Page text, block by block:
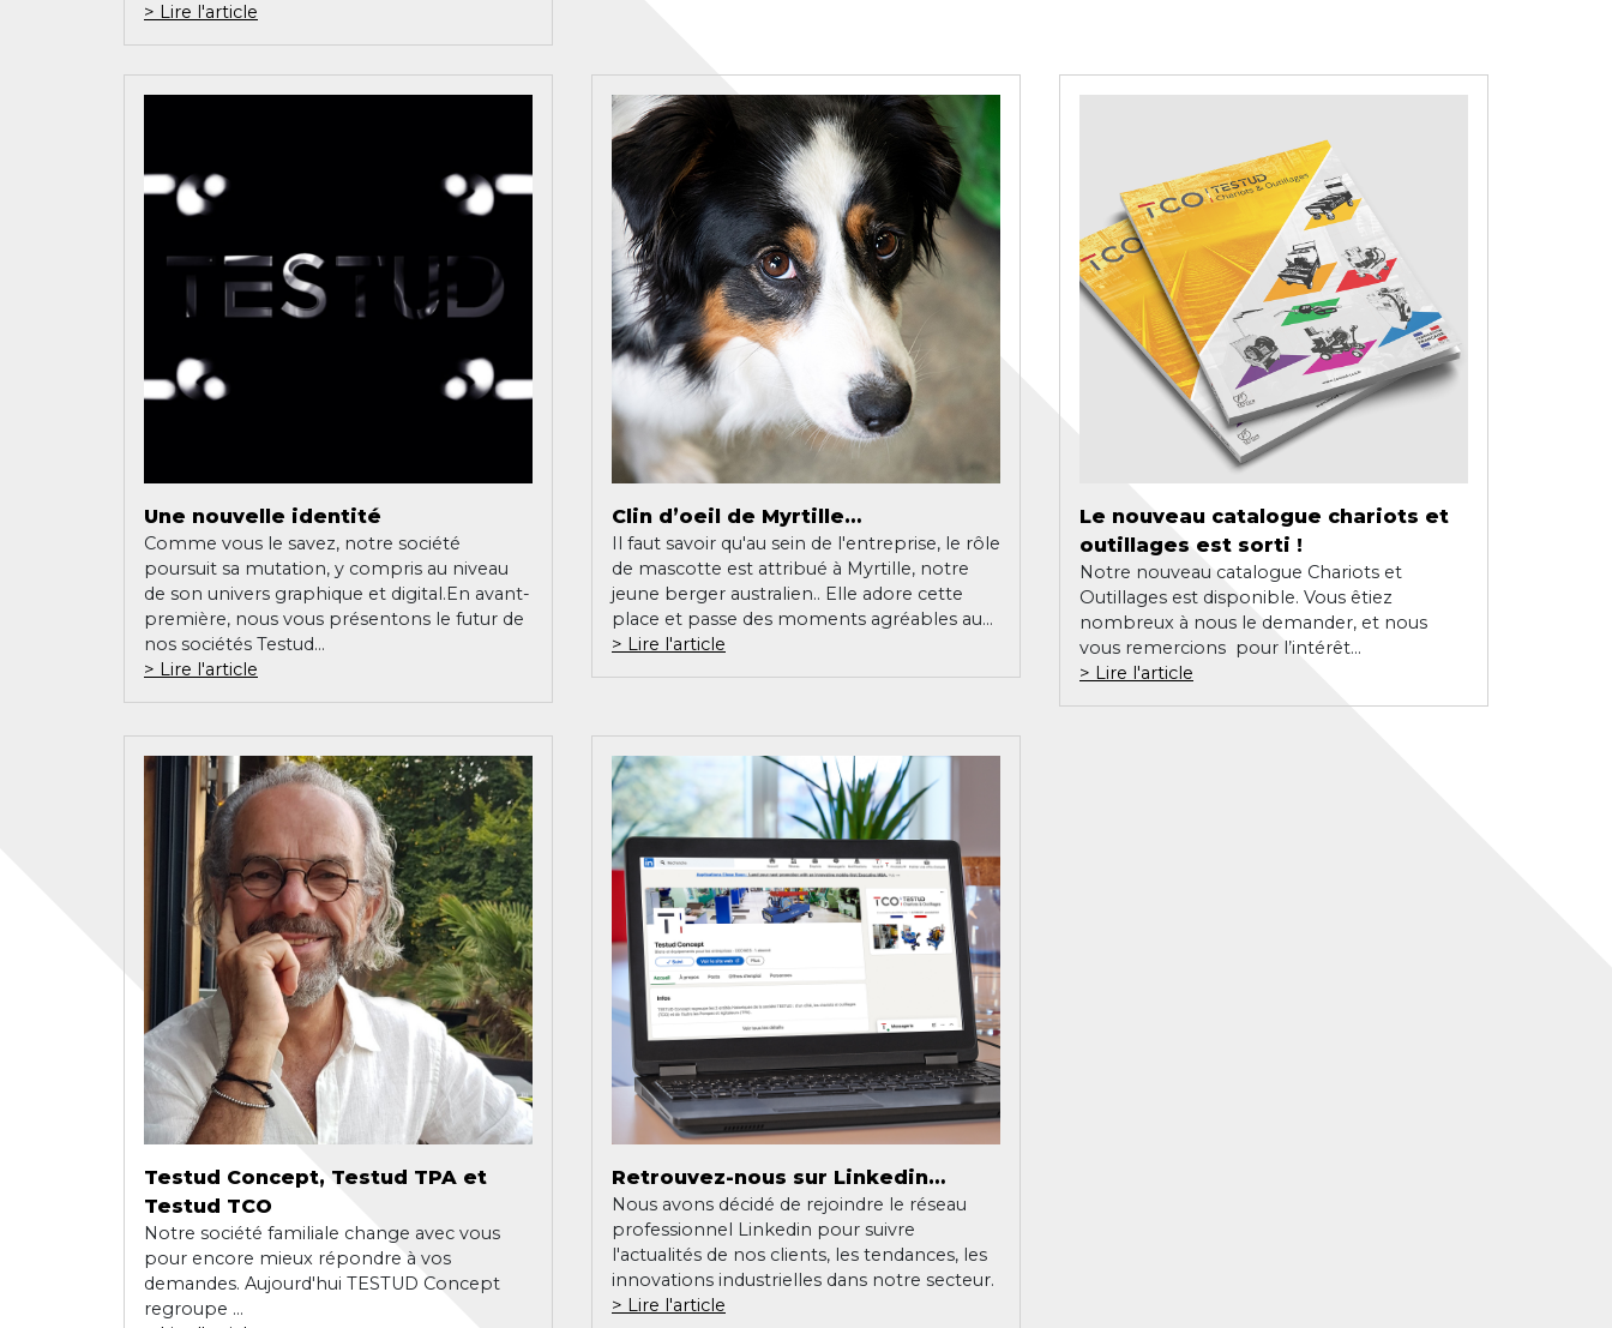
Lire l'article
Une nouvelle identité
Comme vous le savez, notre société
poursuit sa mutation, y compris au niveau
de son univers graphique et digital.En avant-
première, nous vous présentons le futur de
nos sociétés Testud...
Lire l'article
Clin d’oeil de Myrtille…
Il faut savoir qu'au sein de l'entreprise, le rôle
de mascotte est attribué à Myrtille, notre
jeune berger australien.. Elle adore cette
place et passe des moments agréables au...
Lire l'article
Le nouveau catalogue chariots et
outillages est sorti !
Notre nouveau catalogue Chariots et
Outillages est disponible. Vous êtiez
nombreux à nous le demander, et nous
vous remercions pour l’intérêt...
Lire l'article
Testud Concept, Testud TPA et
Testud TCO
Notre société familiale change avec vous
pour encore mieux répondre à vos
demandes. Aujourd'hui TESTUD Concept
regroupe ...
Retrouvez-nous sur Linkedin…
Nous avons décidé de rejoindre le réseau
professionnel Linkedin pour suivre
l'actualités de nos clients, les tendances, les
innovations industrielles dans notre secteur.
Lire l'article